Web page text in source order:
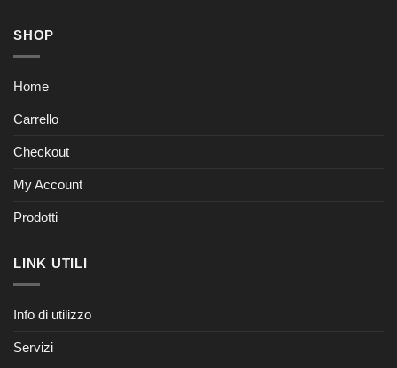
SHOP
Home
Carrello
Checkout
My Account
Prodotti
LINK UTILI
Info di utilizzo
Servizi